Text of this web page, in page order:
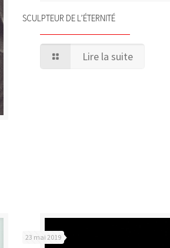
SCULPTEUR DE L’ÉTERNITÉ
Lire la suite
23 mai 2019